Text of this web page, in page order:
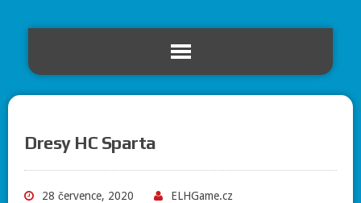
Dresy HC Sparta
28 července, 2020 ELHGame.cz